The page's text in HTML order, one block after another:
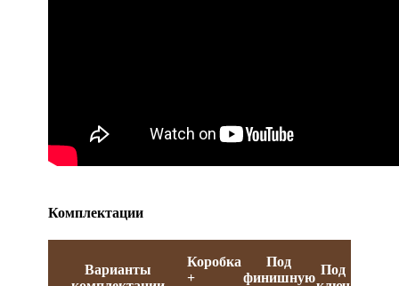
Комплектации
Варианты
Коробка
+
Под
финишную
Под